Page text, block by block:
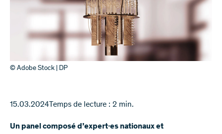
© Adobe Stock | DP
15.03.2024 Temps de lecture : 2 min.
Un panel composé d’expert∙es nationaux et